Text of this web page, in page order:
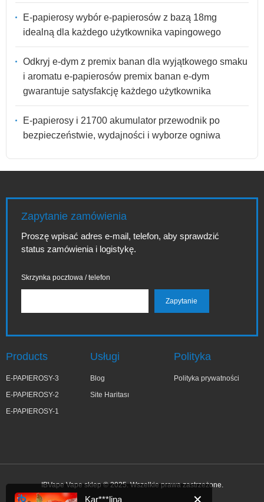
E-papierosy wybór e-papierosów z bazą 18mg
idealną dla każdego użytkownika vapingowego
Odkryj e-dym z premix banan dla wyjątkowego smaku
i aromatu e-papierosów premix banan e-dym
gwarantuje satysfakcję każdego użytkownika
E-papierosy i 21700 akumulator przewodnik po
bezpieczeństwie, wydajności i wyborze ogniwa
Zapytanie zamówienia
Proszę wpisać adres e-mail, telefon, aby sprawdzić
status zamówienia i logistykę.
Skrzynka pocztowa / telefon
Products
E-PAPIEROSY-3
E-PAPIEROSY-2
E-PAPIEROSY-1
Usługi
Blog
Site Haritası
Polityka
Polityka prywatności
IBVape Vape sklep © 2025. Wszelkie prawa zastrzeżone.
Kar***lina